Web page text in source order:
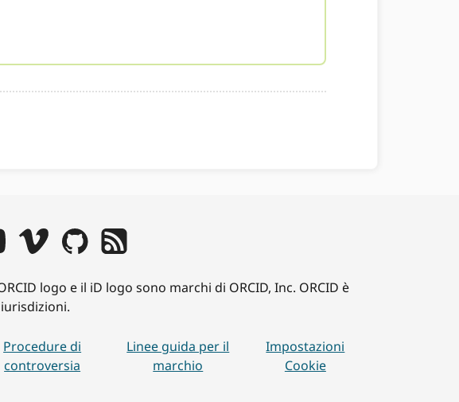
logo e il iD logo sono marchi di ORCID, Inc. ORCID è
Procedure di
controversia
Linee guida per il
marchio
Impostazioni
Cookie